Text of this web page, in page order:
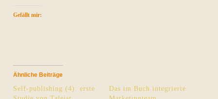
Gefällt mir:
Ähnliche Beiträge
Self-publishing (4): erste
Das im Buch integrierte